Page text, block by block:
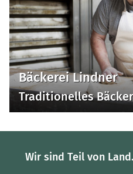
Bäckerei Lindner
Traditionelles
Wir sind Teil von